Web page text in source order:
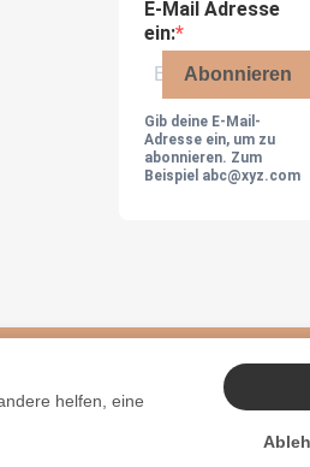
E-Mail Adresse
ein:
Abonnieren
Gib deine E-Mail-
Adresse ein, um zu
abonnieren. Zum
Beispiel abc@xyz.com
helfen, eine